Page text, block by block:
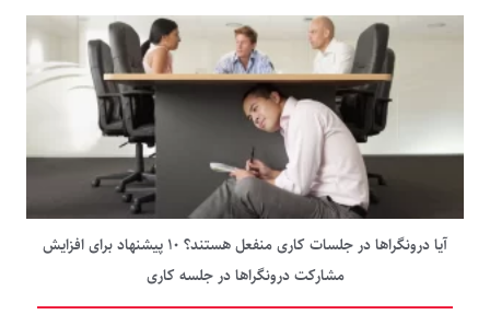
آیا درونگراها در جلسات کاری منفعل هستند؟ ۱۰ پیشنهاد برای افزایش
مشارکت درونگراها در جلسه کاری